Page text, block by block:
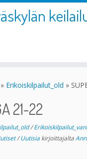
» Erikoiskilpailut_old »
21-22
/
/Uutisia kirjoittajalta